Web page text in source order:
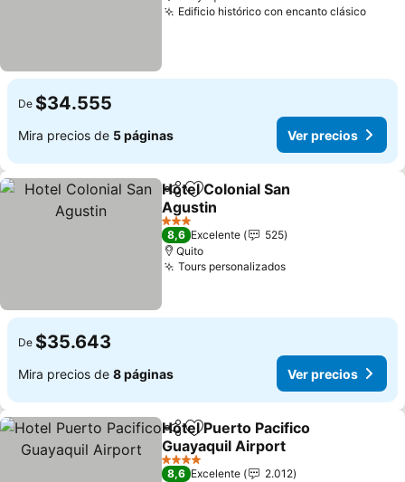
Edificio histórico con encanto clásico
De $34.555
Mira precios de 5 páginas Ver precios
CompartirAgregar a favoritos
Hotel Colonial San
Agustin
3 Estrellas
8,6 Excelente
525
Quito
Tours personalizados
De $35.643
Mira precios de 8 páginas Ver precios
CompartirAgregar a favoritos
Hotel Puerto Pacifico
Guayaquil Airport
4 Estrellas
8,6 Excelente
2.012